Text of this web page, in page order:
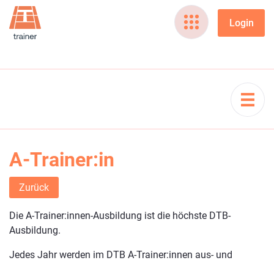
A-Trainer:in
Zurück
Die A-Trainer:innen-Ausbildung ist die höchste DTB-
Ausbildung.
Jedes Jahr werden im DTB A-Trainer:innen aus- und